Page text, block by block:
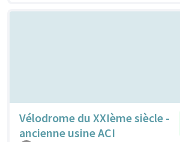
Vélodrome du XXIème siècle -
ancienne usine ACI